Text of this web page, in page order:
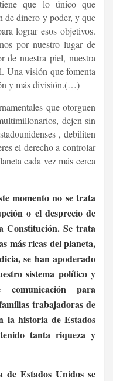
que lo único que
de dinero y poder, y que
lograr esos objetivos.
por nuestro lugar de
de nuestra piel, nuestra
Una visión que fomenta
y más división.(…)
que otorguen
dejen sin
, debiliten
el derecho a controlar
cada vez más cerca
momento no se trata
o el desprecio de
Constitución. Se trata
más ricas del planeta,
se han apoderado
sistema político y
para
trabajadoras de
la historia de Estados
tanta riqueza y
de Estados Unidos se